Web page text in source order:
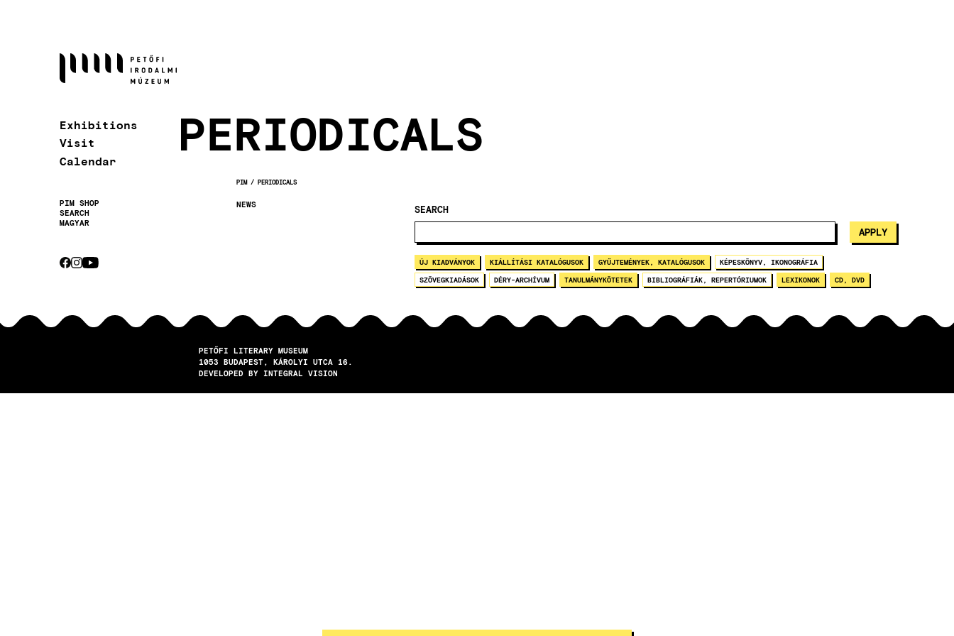
Exhibitions
Visit
Calendar
Secondary
PIM SHOP
SEARCH
MAGYAR
PIM PERIODICALS
NEWS
PERIODICALS
SEARCH
ÚJ KIADVÁNYOK KIÁLLÍTÁSI KATALÓGUSOK GYŰJTEMÉNYEK, KATALÓGUSOK KÉPESKÖNYV, IKONOGRÁFIA
SZÖVEGKIADÁSOK DÉRY-ARCHÍVUM TANULMÁNYKÖTETEK BIBLIOGRÁFIÁK, REPERTÓRIUMOK LEXIKONOK CD, DVD
PETŐFI LITERARY MUSEUM
1053
BUDAPEST
KÁROLYI UTCA 16.
DEVELOPED BY INTEGRAL VISION